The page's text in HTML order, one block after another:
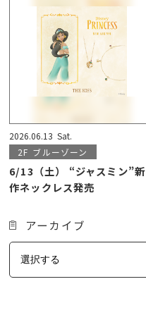
2026.06.13 Sat.
2F ブルーゾーン
6/13（土） “ジャスミン”新
作ネックレス発売
アーカイブ